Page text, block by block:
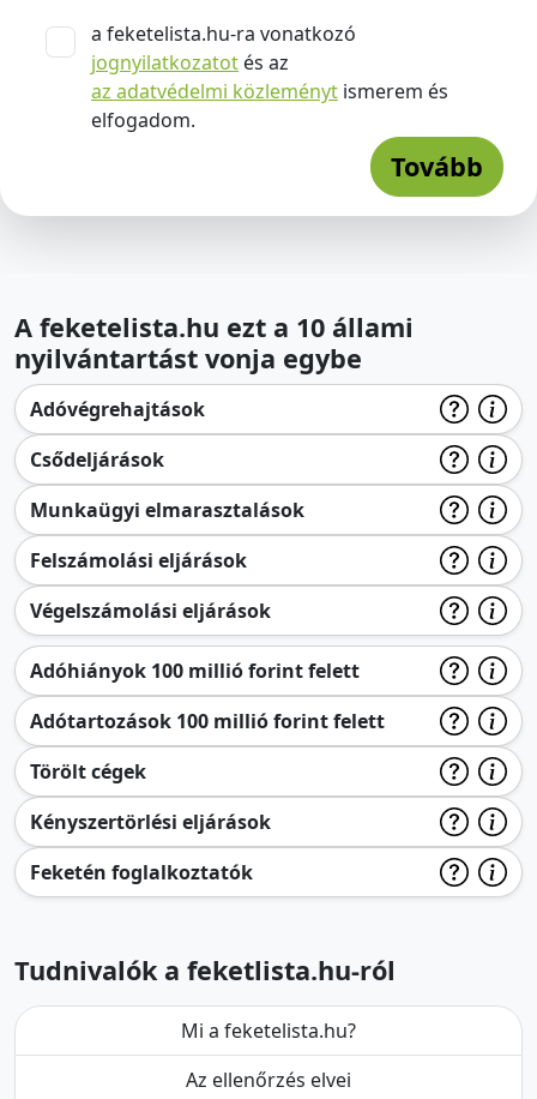
a feketelista.hu-ra vonatkozó
jognyilatkozatot és az
az adatvédelmi közleményt ismerem és
elfogadom.
Tovább
A feketelista.hu ezt a 10 állami
nyilvántartást vonja egybe
Adóvégrehajtások
Csődeljárások
Munkaügyi elmarasztalások
Felszámolási eljárások
Végelszámolási eljárások
Adóhiányok 100 millió forint felett
Adótartozások 100 millió forint felett
Törölt cégek
Kényszertörlési eljárások
Feketén foglalkoztatók
Tudnivalók a feketlista.hu-ról
Mi a feketelista.hu?
Az ellenőrzés elvei